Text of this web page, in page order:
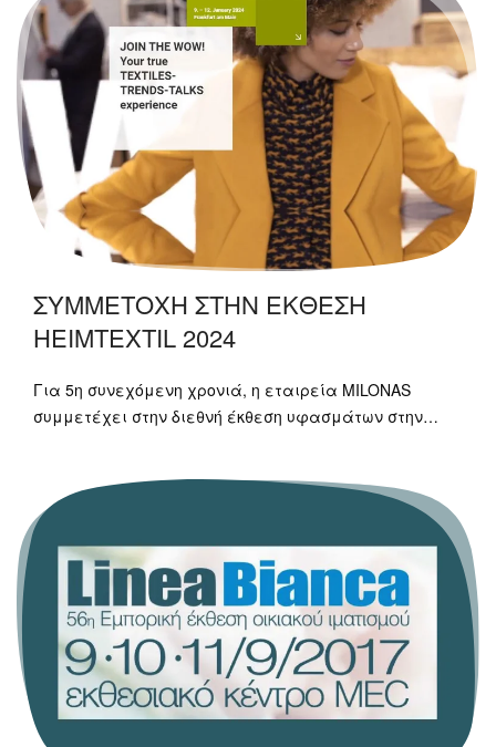
ΣΥΜΜΕΤΟΧΗ ΣΤΗΝ ΕΚΘΕΣΗ
HEIMTEXTIL 2024
Για 5η συνεχόμενη χρονιά, η εταιρεία MILONAS
συμμετέχει στην διεθνή έκθεση υφασμάτων στην…